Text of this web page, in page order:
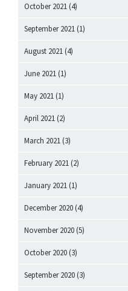
October 2021 (4)
September 2021 (1)
August 2021 (4)
June 2021 (1)
May 2021 (1)
April 2021 (2)
March 2021 (3)
February 2021 (2)
January 2021 (1)
December 2020 (4)
November 2020 (5)
October 2020 (3)
September 2020 (3)